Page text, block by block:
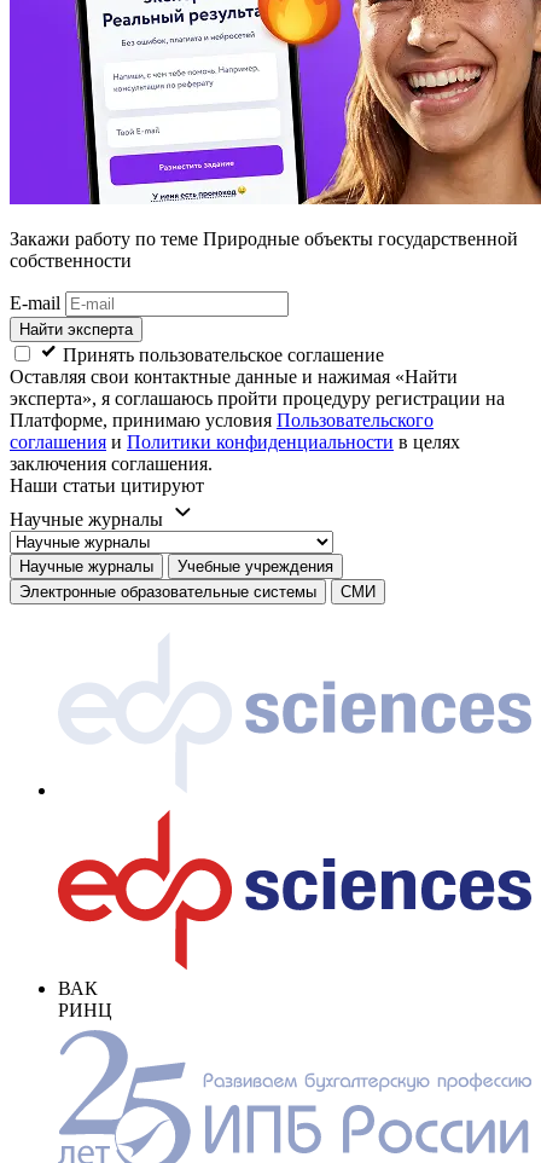
Закажи работу по теме Природные объекты государственной
собственности
E-mail
Найти эксперта
Принять пользовательское соглашение
Оставляя свои контактные данные и нажимая «Найти
эксперта», я соглашаюсь пройти процедуру регистрации на
Платформе, принимаю условия Пользовательского
соглашения и Политики конфиденциальности в целях
заключения соглашения.
Наши статьи цитируют
Научные журналы
Научные журналы
Учебные учреждения
Электронные образовательные системы
СМИ
ВАК
РИНЦ